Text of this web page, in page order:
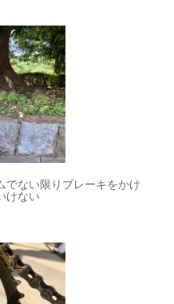
でない限りブレーキをかけ
けない